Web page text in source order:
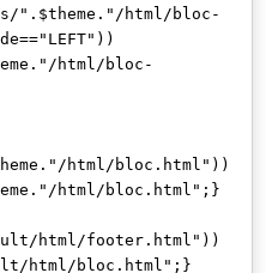
html/bloc-
html/bloc-
html/bloc.html"))
html/bloc.html";}
html/footer.html"))
html/bloc.html";}